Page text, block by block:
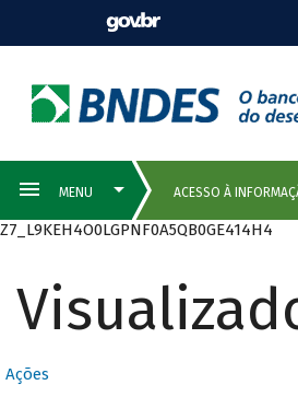
Z7_L9KEH4O0LGPNF0A5QB0GE414H4
Ações